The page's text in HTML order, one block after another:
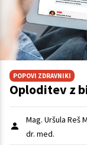
POPOVI ZDRAVNIKI
Oploditev z
Mag. Uršula Reš
dr. med.